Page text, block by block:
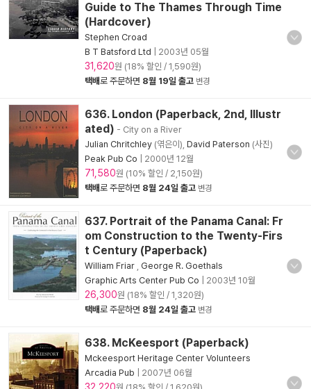
Guide to The Thames Through Time
(Hardcover)
Stephen Croad
B T Batsford Ltd
2003년 05월
31,620원 (18% 할인 / 1,590원)
택배로 주문하면 8월 19일 출고 변경
636. London (Paperback, 2nd, Illustr
ated) - City on a River
Julian Chritchley (엮은이), David Paterson (사진)
Peak Pub Co
2000년 12월
71,580원 (10% 할인 / 2,150원)
택배로 주문하면 8월 24일 출고 변경
637. Portrait of the Panama Canal: Fr
om Construction to the Twenty-Firs
t Century (Paperback)
William Friar George R. Goethals
Graphic Arts Center Pub Co
2003년 10월
26,300원 (18% 할인 / 1,320원)
택배로 주문하면 8월 24일 출고 변경
638. McKeesport (Paperback)
Mckeesport Heritage Center Volunteers
Arcadia Pub
2007년 06월